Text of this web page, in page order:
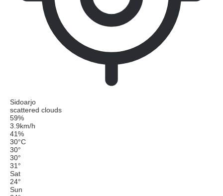
Sidoarjo
scattered clouds
59%
3.9km/h
41%
30°C
30°
30°
31 °
Sat
24°
Sun